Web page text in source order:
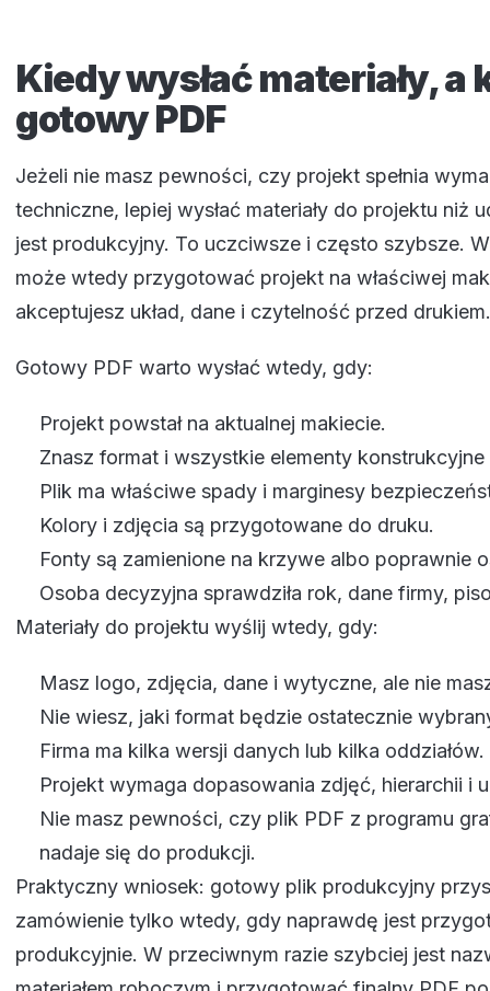
Kiedy wysłać materiały, a
gotowy PDF
Jeżeli nie masz pewności, czy projekt spełnia
techniczne, lepiej wysłać materiały do projektu niż
jest produkcyjny. To uczciwsze i często szybsze.
może wtedy przygotować projekt na właściwej
akceptujesz układ, dane i czytelność przed drukiem.
Gotowy PDF warto wysłać wtedy, gdy:
Projekt powstał na aktualnej makiecie.
Znasz format i wszystkie elementy konstrukcyjne
Plik ma właściwe spady i marginesy
Kolory i zdjęcia są przygotowane do druku.
Fonty są zamienione na krzywe albo poprawnie
Osoba decyzyjna sprawdziła rok, dane firmy,
Materiały do projektu wyślij wtedy, gdy:
Masz logo, zdjęcia, dane i wytyczne, ale nie
Nie wiesz, jaki format będzie ostatecznie
Firma ma kilka wersji danych lub kilka oddziałów.
Projekt wymaga dopasowania zdjęć, hierarchii i
Nie masz pewności, czy plik PDF z programu
nadaje się do produkcji.
Praktyczny wniosek: gotowy plik produkcyjny
zamówienie tylko wtedy, gdy naprawdę jest
produkcyjnie. W przeciwnym razie szybciej jest